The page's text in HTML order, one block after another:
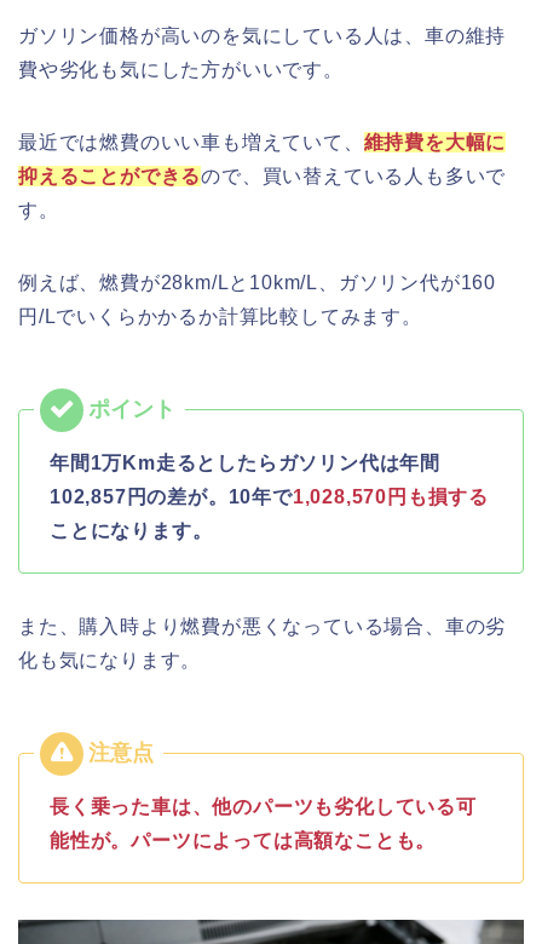
ガソリン価格が高いのを気にしている人は、車の維持
費や劣化も気にした方がいいです。
最近では燃費のいい車も増えていて、 維持費を大幅に
抑えることができるので、買い替えている人も多いで
す。
例えば、燃費が28km/Lと10km/L、ガソリン代が160
円/Lでいくらかかるか計算比較してみます。
年間1万Km走るとしたらガソリン代は年間
102,857円の差が。10年で1,028,570円も損する
ことになります。
また、購入時より燃費が悪くなっている場合、車の劣
化も気になります。
長く乗った車は、他のパーツも劣化している可
能性が。パーツによっては高額なことも。